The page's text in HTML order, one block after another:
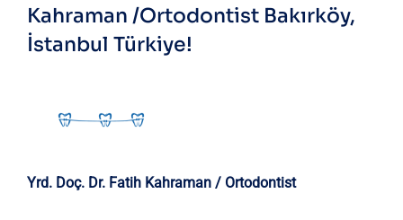
Kahraman /Ortodontist Bakırköy,
İstanbul Türkiye!
Yrd. Doç. Dr. Fatih Kahraman / Ortodontist